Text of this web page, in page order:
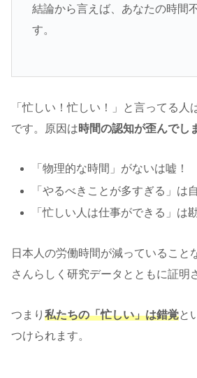
結論から言えば、あなたの時間
す。
「忙しい！忙しい！」と言ってる人
です。原因は時間の認知が歪んでし
「物理的な時間」がないは嘘！
「やるべきことが多すぎる」は
「忙しい人は仕事ができる」は
日本人の労働時間が減っていること
さんらしく研究データとともに証明
つまり 私たちの「忙しい」は錯覚と
つけられます。